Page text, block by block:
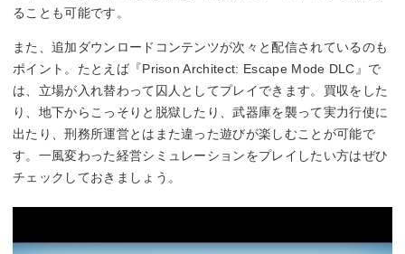
ることも可能です。
また、追加ダウンロードコンテンツが次々と配信されているのも
ポイント。たとえば『Prison Architect: Escape Mode DLC』で
は、立場が入れ替わって囚人としてプレイできます。買収をした
り、地下からこっそりと脱獄したり、武器庫を襲って実力行使に
出たり、刑務所運営とはまた違った遊びが楽しむことが可能で
す。一風変わった経営シミュレーションをプレイしたい方はぜひ
チェックしておきましょう。